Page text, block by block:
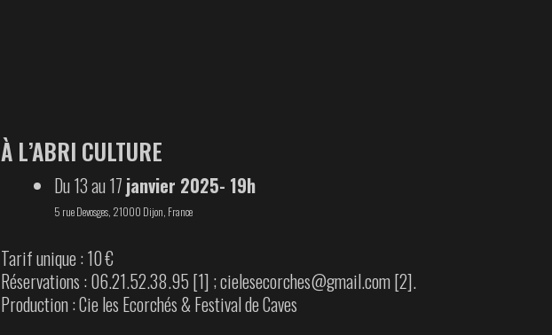
À L’ABRI CULTURE
Du 13 au 17 janvier 2025- 19h
5 rue Devosges, 21000 Dijon, France
Tarif unique : 10 €
Réservations : 06.21.52.38.95 [1] ; cielesecorches@gmail.com [2].
Production : Cie les Ecorchés & Festival de Caves